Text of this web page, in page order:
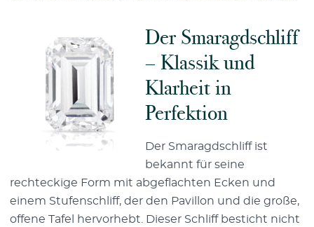
Der Smaragdschliff
– Klassik und
Klarheit in
Perfektion
Der Smaragdschliff ist
bekannt für seine
rechteckige Form mit abgeflachten Ecken und
einem Stufenschliff, der den Pavillon und die große,
offene Tafel hervorhebt. Dieser Schliff besticht nicht